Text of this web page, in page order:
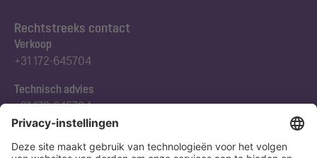
Rechtstreeks contact
Verkoop
+31 172-645704
Technisch advies
+31 172-645704
Abonneert u zich op onze nieuwsbrief